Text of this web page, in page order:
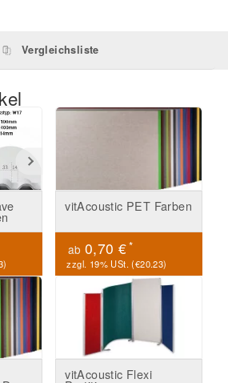
Vergleichsliste
)
vitAcoustic PET Farben
ab 0,70 €*
zzgl. 19% USt. (€20.23)
vitAcoustic Flexi